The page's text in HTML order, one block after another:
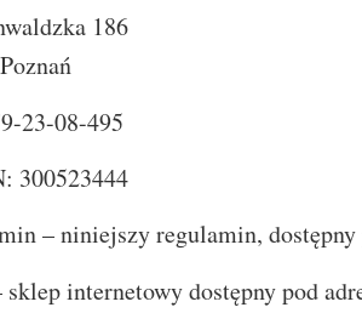
186
23-08-495
300523444
– niniejszy regulamin, dostępny
internetowy dostępny pod